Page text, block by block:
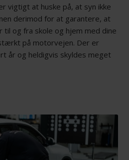
vigtigt at huske på, at syn ikke
derimod for at garantere, at
til og fra skole og hjem med dine
på motorvejen. Der er
år og heldigvis skyldes meget